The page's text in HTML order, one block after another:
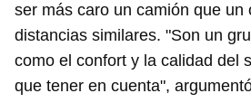
ser más caro un camión que un
distancias similares. "Son un
como el confort y la calidad del
que tener en cuenta",